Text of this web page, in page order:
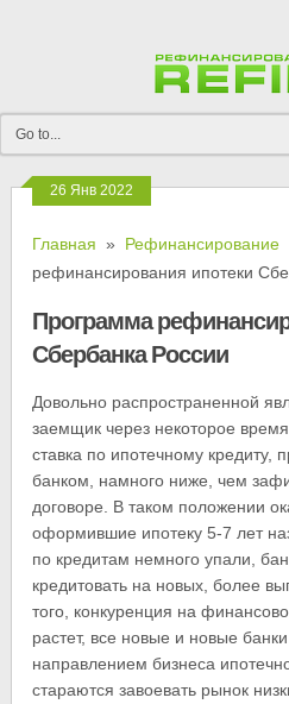
26 Янв 2022
Главная » Рефинансирование
рефинансирования ипотеки
Программа
Сбербанка России
Довольно распространенной
заемщик через некоторое
ставка по ипотечному кредиту,
банком, намного ниже, чем
договоре. В таком положении
оформившие ипотеку 5-7 лет
по кредитам немного упали,
кредитовать на новых, более
того, конкуренция на
растет, все новые и новые
направлением бизнеса
стараются завоевать рынок